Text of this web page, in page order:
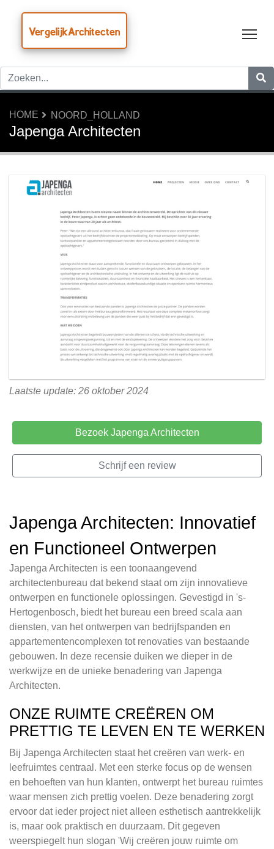
VergelijkArchitecten
HOME NOORD_HOLLAND
Japenga Architecten
Laatste update: 26 oktober 2024
Bezoek Japenga Architecten
Schrijf een review
Japenga Architecten: Innovatief
en Functioneel Ontwerpen
Japenga Architecten is een toonaangevend
architectenbureau dat bekend staat om zijn innovatieve
ontwerpen en functionele oplossingen. Gevestigd in 's-
Hertogenbosch, biedt het bureau een breed scala aan
diensten, van het ontwerpen van bedrijfspanden en
appartementencomplexen tot renovaties van bestaande
gebouwen. In deze recensie duiken we dieper in de
werkwijze en de unieke benadering van Japenga
Architecten.
ONZE RUIMTE CREËREN OM
PRETTIG TE LEVEN EN TE WERKEN
Bij Japenga Architecten staat het creëren van werk- en
leefruimtes centraal. Met een sterke focus op de wensen
en behoeften van hun klanten, ontwerpt het bureau ruimtes
waar mensen zich prettig voelen. Deze benadering zorgt
ervoor dat ieder project niet alleen esthetisch aantrekkelijk
is, maar ook praktisch en duurzaam. Dit gegeven
weerspiegelt hun slogan 'Wij creëren jouw ruimte om